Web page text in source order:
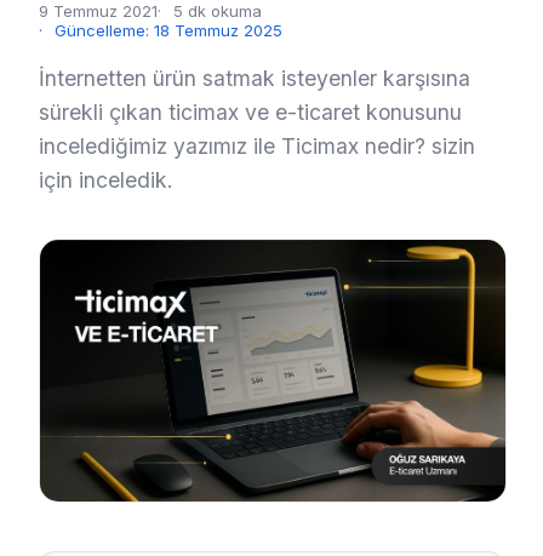
9 Temmuz 2021
5 dk okuma
Güncelleme: 18 Temmuz 2025
İnternetten ürün satmak isteyenler karşısına
sürekli çıkan ticimax ve e-ticaret konusunu
incelediğimiz yazımız ile Ticimax nedir? sizin
için inceledik.